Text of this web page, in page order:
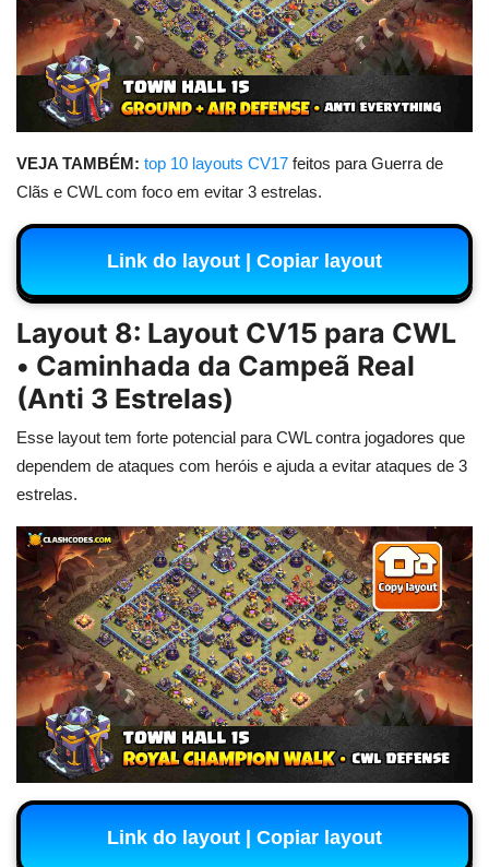
VEJA TAMBÉM: top 10 layouts CV17 feitos para Guerra de
Clãs e CWL com foco em evitar 3 estrelas.
Link do layout | Copiar layout
Layout 8: Layout CV15 para CWL
• Caminhada da Campeã Real
(Anti 3 Estrelas)
Esse layout tem forte potencial para CWL contra jogadores que
dependem de ataques com heróis e ajuda a evitar ataques de 3
estrelas.
Link do layout | Copiar layout